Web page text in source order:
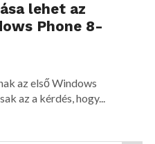
lehet az
Phone 8-
az első Windows
az a kérdés, hogy...